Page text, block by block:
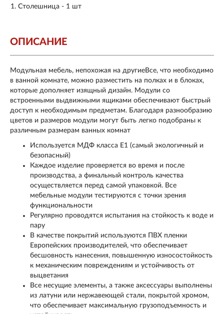
Столешница - 1 шт
ОПИСАНИЕ
Модульная мебель, непохожая на другиеВсе, что необходимо
в ванной комнате, можно разместить на полках и в блоках,
которые дополняет изящный дизайн. Модули со
встроенными выдвижными ящиками обеспечивают быстрый
доступ к необходимым предметам. Благодаря разнообразию
цветов и размеров модули могут быть легко подобраны к
различным размерам ванных комнат
Используется МДФ класса Е1 (самый экологичный и
безопасный)
Каждое изделие проверяется во время и после
производства, а финальный контроль качества
осуществляется перед самой упаковкой. Все
мебельные модули тестируются с точки зрения
функциональности
Регулярно проводятся испытания на стойкость к воде и
пару
В качестве покрытий используются ПВХ пленки
Европейских производителей, что обеспечивает
бесшовность нанесения, повышенную износостойкость
к механическим повреждениям и устойчивость от
выцветания
Все несущие элементы, а также аксессуары выполнены
из латуни или нержавеющей стали, покрытой хромом,
что обеспечивает максимальную грузоподъемность и